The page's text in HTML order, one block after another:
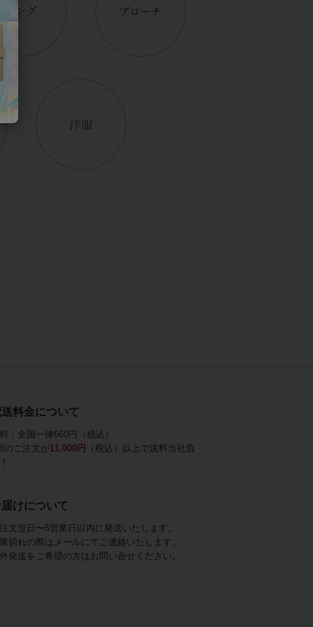
料金について
：全国一律660円（税込）
のご注文が11,000円
（税込）以上で送料当社負
けについて
文翌日〜5営業日以内に発送いたします。
切れの際はメールにてご連絡いたします。
発送をご希望の方はお問い合せください。